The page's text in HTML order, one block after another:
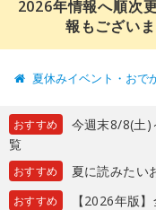
2026年情報へ順次
報もござい
夏休みイベント・おで
おすすめ
今週末8/8(土)
覧
おすすめ 夏に読みたい
おすすめ
【2026年版